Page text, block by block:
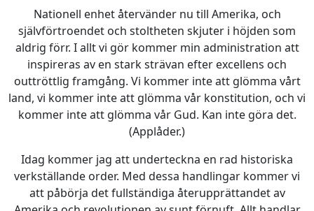
Nationell enhet återvänder nu till Amerika, och
självförtroendet och stoltheten skjuter i höjden som
aldrig förr. I allt vi gör kommer min administration att
inspireras av en stark strävan efter excellens och
outtröttlig framgång. Vi kommer inte att glömma vårt
land, vi kommer inte att glömma vår konstitution, och vi
kommer inte att glömma vår Gud. Kan inte göra det.
(Applåder.)
Idag kommer jag att underteckna en rad historiska
verkställande order. Med dessa handlingar kommer vi
att påbörja det fullständiga återupprättandet av